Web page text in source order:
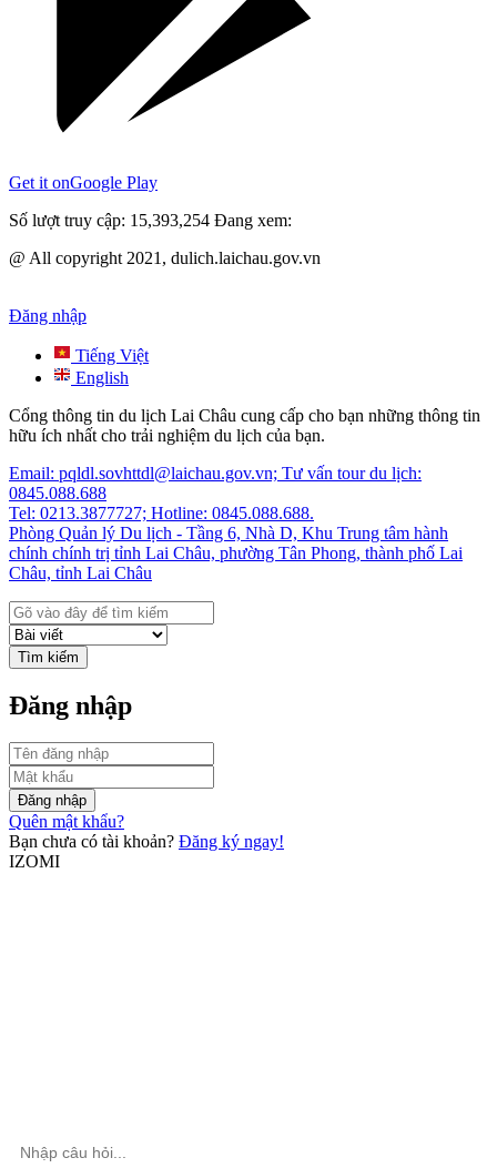
Get it onGoogle Play
Số lượt truy cập: 15,393,254 Đang xem:
@ All copyright 2021, dulich.laichau.gov.vn
Đăng nhập
Tiếng Việt
English
Cổng thông tin du lịch Lai Châu cung cấp cho bạn những thông tin
hữu ích nhất cho trải nghiệm du lịch của bạn.
Email: pqldl.sovhttdl@laichau.gov.vn; Tư vấn tour du lịch:
0845.088.688
Tel: 0213.3877727; Hotline: 0845.088.688.
Phòng Quản lý Du lịch - Tầng 6, Nhà D, Khu Trung tâm hành
chính chính trị tỉnh Lai Châu, phường Tân Phong, thành phố Lai
Châu, tỉnh Lai Châu
Tìm kiếm
Đăng nhập
Đăng nhập
Quên mật khẩu?
Bạn chưa có tài khoản? Đăng ký ngay!
IZOMI